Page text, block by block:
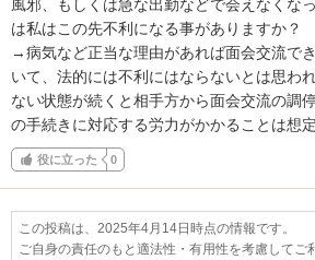
風邪、もしくは急な出勤などで会えなくな
は私はこの先不利になる事がありますか？
→病気など正当な理由があれば面会交流で
いて、法的には不利にはならないとは思わ
ない状態が続くと相手方から面会交流の調
の手続きに対応する労力がかかることは想定
役に立った 0
この投稿は、2025年4月14日時点の情報です。
ご自身の責任のもと適法性・有用性を考慮してご